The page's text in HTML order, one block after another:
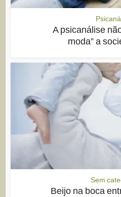
A psicanálise
moda” a
Sem
Beijo na boca